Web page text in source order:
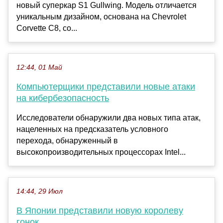
новый суперкар S1 Gullwing. Модель отличается
уникальным дизайном, основана на Chevrolet
Corvette C8, со...
12:44, 01 Май
Компьютерщики представили новые атаки
на кибербезопасность
Исследователи обнаружили два новых типа атак,
нацеленных на предсказатель условного
перехода, обнаруженный в
высокопроизводительных процессорах Intel...
14:44, 29 Июл
В Японии представили новую королеву